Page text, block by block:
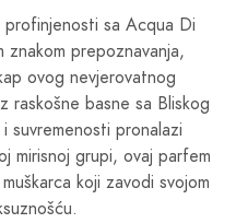
sa Acqua Di
znakom prepoznavanja,
ovog nevjerovatnog
raskošne basne sa Bliskog
suvremenosti pronalazi
mirisnoj grupi, ovaj parfem
koji zavodi svojom